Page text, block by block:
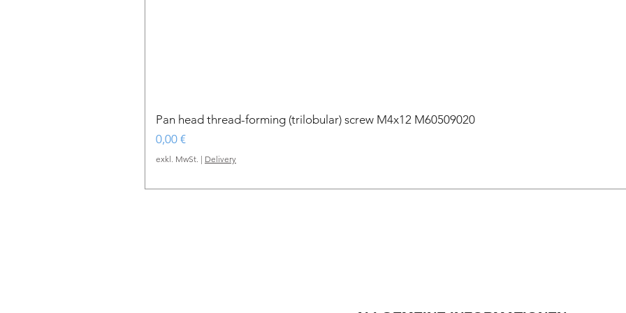
Pan head thread-forming (trilobular) screw M4x12 M60509020
Preis
0,00 €
exkl. MwSt. | Delivery